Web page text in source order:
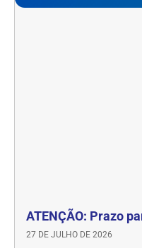
ATENÇÃO: Prazo
27 DE JULHO DE 2026